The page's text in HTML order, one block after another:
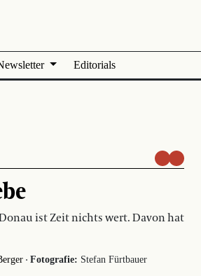
Editorials
ist Zeit nichts wert. Davon hat
· Fotografie: Stefan Fürtbauer